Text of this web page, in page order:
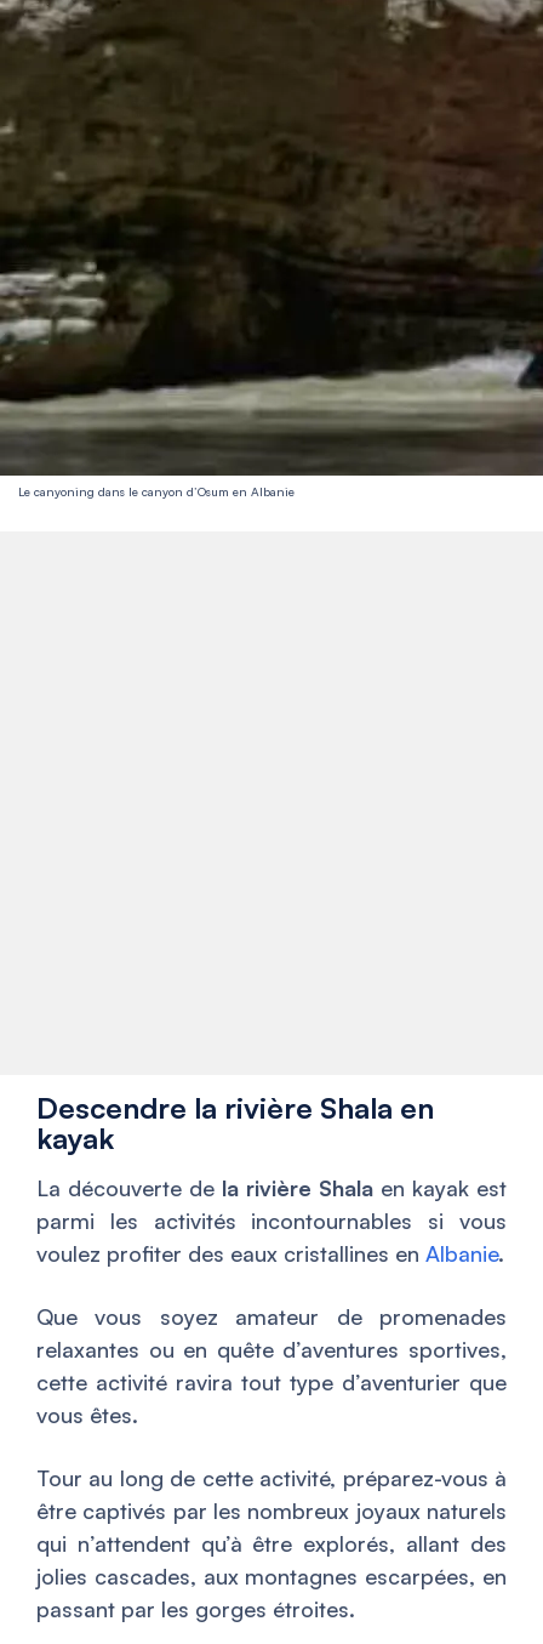
Le canyoning dans le canyon d’Osum en Albanie
Descendre la rivière Shala en
kayak
La découverte de la rivière Shala en kayak est
parmi les activités incontournables si vous
voulez profiter des eaux cristallines en Albanie.
Que vous soyez amateur de promenades
relaxantes ou en quête d’aventures sportives,
cette activité ravira tout type d’aventurier que
vous êtes.
Tour au long de cette activité, préparez-vous à
être captivés par les nombreux joyaux naturels
qui n’attendent qu’à être explorés, allant des
jolies cascades, aux montagnes escarpées, en
passant par les gorges étroites.